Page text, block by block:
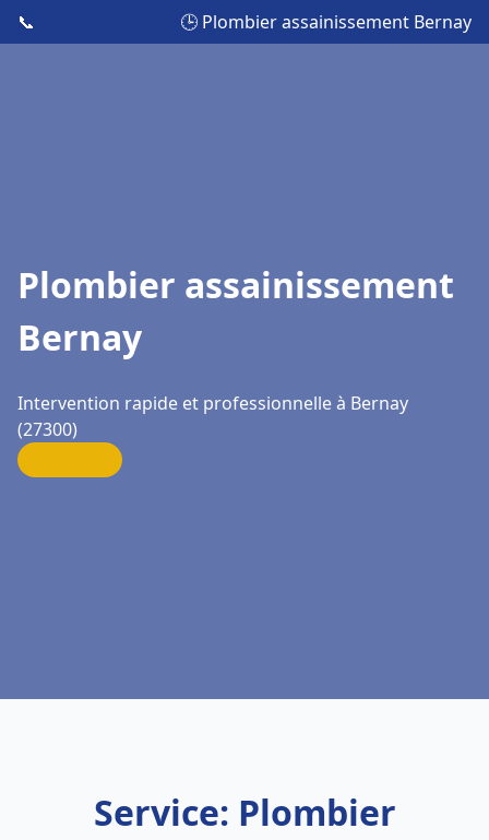
📞 🕒 Plombier assainissement Bernay
Plombier assainissement
Bernay
Intervention rapide et professionnelle à Bernay
(27300)
Service: Plombier